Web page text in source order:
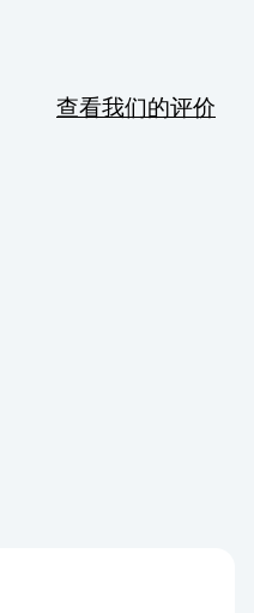
查看我们的评价